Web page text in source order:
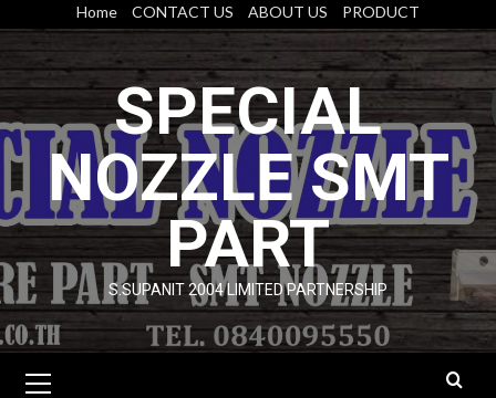
content
Home CONTACT US ABOUT US PRODUCT
SPECIAL
NOZZLE SMT
PART
S.SUPANIT 2004 LIMITED PARTNERSHIP
Menu